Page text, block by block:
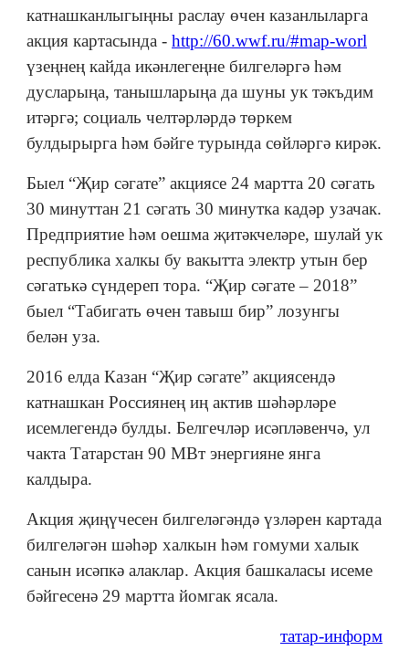
катнашканлыгыңны раслау өчен казанлыларга
акция картасында - http://60.wwf.ru/#map-worl
үзеңнең кайда икәнлегеңне билгеләргә һәм
дусларыңа, танышларыңа да шуны ук тәкъдим
итәргә; социаль челтәрләрдә төркем
булдырырга һәм бәйге турында сөйләргә кирәк.
Быел “Җир сәгате” акциясе 24 мартта 20 сәгать
30 минуттан 21 сәгать 30 минутка кадәр узачак.
Предприятие һәм оешма җитәкчеләре, шулай ук
республика халкы бу вакытта электр утын бер
сәгатькә сүндереп тора. “Җир сәгате – 2018”
быел “Табигать өчен тавыш бир” лозунгы
белән уза.
2016 елда Казан “Җир сәгате” акциясендә
катнашкан Россиянең иң актив шәһәрләре
исемлегендә булды. Белгечләр исәпләвенчә, ул
чакта Татарстан 90 МВт энергияне янга
калдыра.
Акция җиңүчесен билгеләгәндә үзләрен картада
билгеләгән шәһәр халкын һәм гомуми халык
санын исәпкә алаклар. Акция башкаласы исеме
бәйгесенә 29 мартта йомгак ясала.
татар-информ